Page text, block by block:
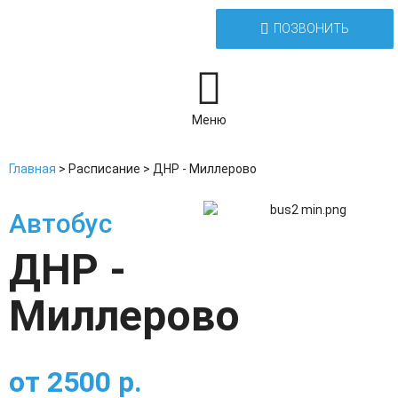
ПОЗВОНИТЬ
Меню
Главная > Расписание > ДНР - Миллерово
Автобус
ДНР -
Миллерово
от 2500 р.